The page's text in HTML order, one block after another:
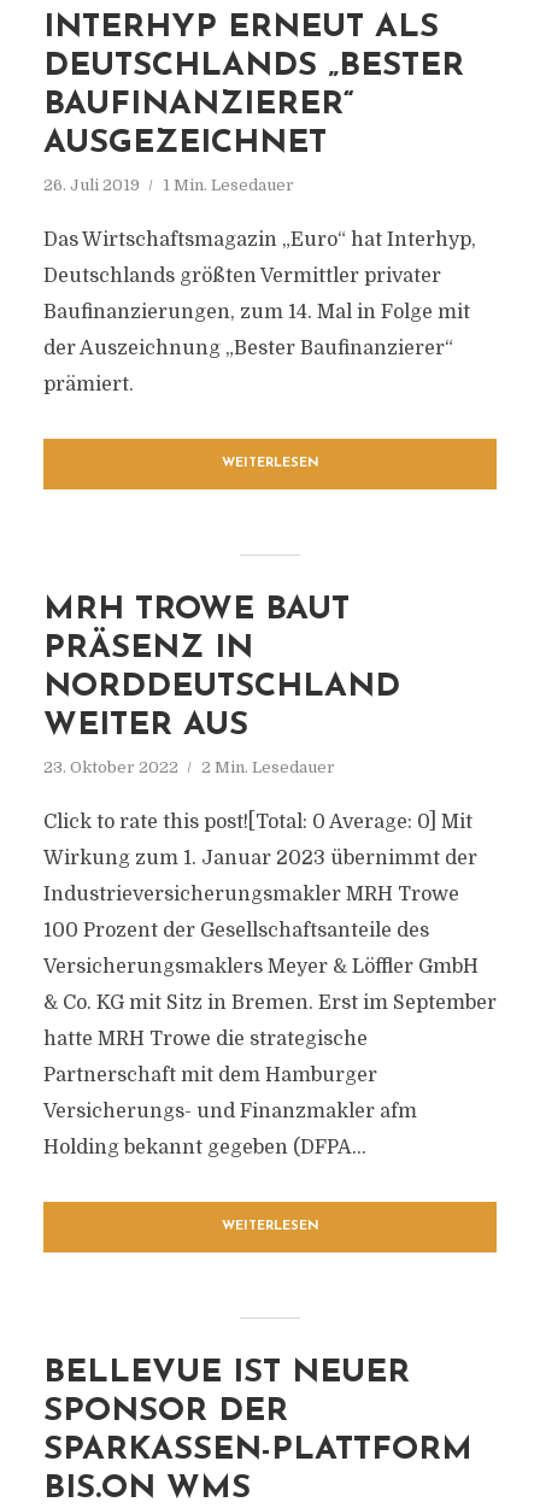
INTERHYP ERNEUT ALS
DEUTSCHLANDS „BESTER
BAUFINANZIERER“
AUSGEZEICHNET
26. Juli 2019 1 Min. Lesedauer
Das Wirtschaftsmagazin „Euro“ hat Interhyp,
Deutschlands größten Vermittler privater
Baufinanzierungen, zum 14. Mal in Folge mit
der Auszeichnung „Bester Baufinanzierer“
prämiert.
WEITERLESEN
MRH TROWE BAUT
PRÄSENZ IN
NORDDEUTSCHLAND
WEITER AUS
23. Oktober 2022 2 Min. Lesedauer
Click to rate this post![Total: 0 Average: 0] Mit
Wirkung zum 1. Januar 2023 übernimmt der
Industrieversicherungsmakler MRH Trowe
100 Prozent der Gesellschaftsanteile des
Versicherungsmaklers Meyer & Löffler GmbH
& Co. KG mit Sitz in Bremen. Erst im September
hatte MRH Trowe die strategische
Partnerschaft mit dem Hamburger
Versicherungs- und Finanzmakler afm
Holding bekannt gegeben (DFPA...
WEITERLESEN
BELLEVUE IST NEUER
SPONSOR DER
SPARKASSEN-PLATTFORM
BIS.ON WMS